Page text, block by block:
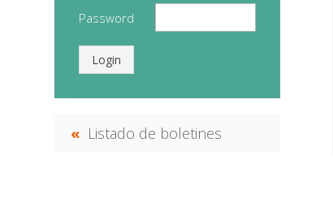
Password
Login
Listado de boletines